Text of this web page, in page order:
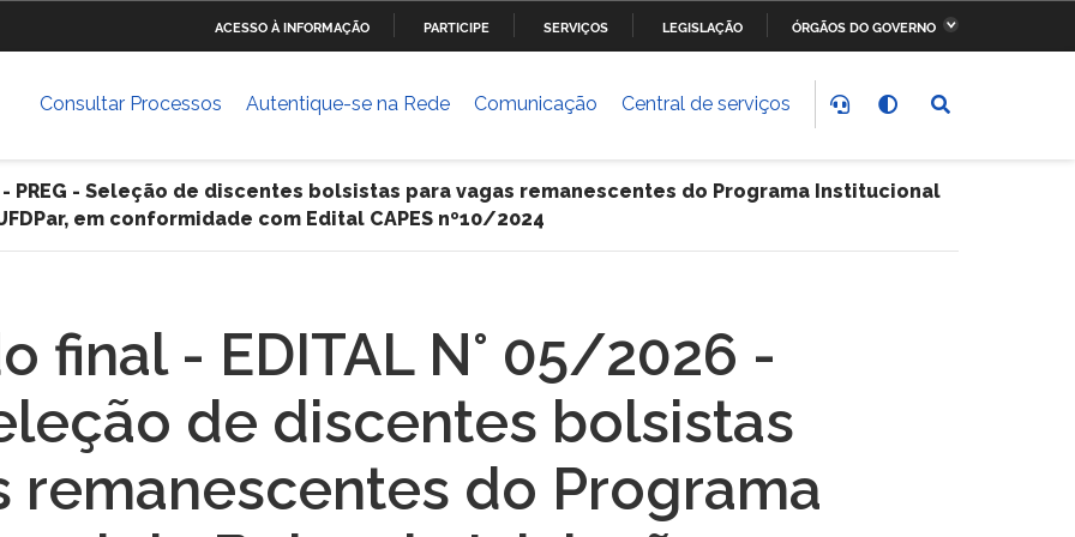
PARA
ACESSO À INFORMAÇÃO PARTICIPE SERVIÇOS LEGISLAÇÃO
ÓRGÃOS DO GOVERNO
Ministério da Saúde
Ministério do Planejamento,
Ministério da Ciência,
Ministério do Meio Ambiente
Ministério das Cidades
e Controladoria-Geral da
Humanos
Presidência da República
Banco Central do Brasil
Consultar Processos Autentique-se na Rede Comunicação Central de serviços
- PREG - Seleção de discentes bolsistas para vagas remanescentes do Programa Institucional
em conformidade com Edital CAPES nº10/2024
final - EDITAL N° 05/2026 -
de discentes bolsistas
remanescentes do Programa